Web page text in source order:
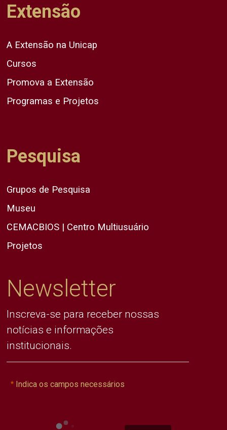
Extensão
A Extensão na Unicap
Cursos
Promova a Extensão
Programas e Projetos
Pesquisa
Grupos de Pesquisa
Museu
CEMACBIOS | Centro Multiusuário
Projetos
Newsletter
Inscreva-se para receber nossas
notícias e informações
institucionais.
Indica os campos necessários